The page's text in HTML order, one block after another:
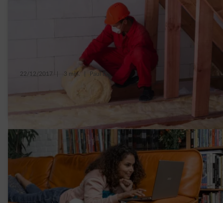
22/12/2017 3 min. Paul D.
5 vooroordelen over isoleren die we
allemaal wel eens hebben gehoord